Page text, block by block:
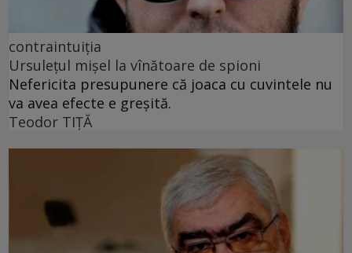
contraintuiția
Ursulețul mișel la vînătoare de spioni
Nefericita presupunere că joaca cu cuvintele nu
va avea efecte e greșită.
Teodor TIŢĂ